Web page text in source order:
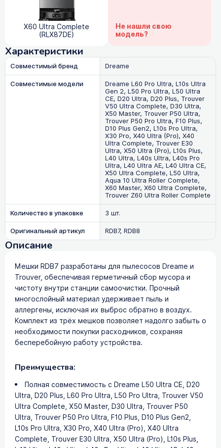
X60 Ultra Complete
(RLX87DE)
Не нашли свою
модель?
Характеристики
Совместимый бренд
Dreame
Совместимые модели
Dreame L60 Pro Ultra, L10s Ultra
Gen 2, L50 Pro Ultra, L50 Ultra
CE, D20 Ultra, D20 Plus, Trouver
V50 Ultra Complete, D30 Ultra,
X50 Master, Trouver P50 Ultra,
Trouver P50 Pro Ultra, F10 Plus,
D10 Plus Gen2, L10s Pro Ultra,
X30 Pro, X40 Ultra (Pro), X40
Ultra Complete, Trouver E30
Ultra, X50 Ultra (Pro), L10s Plus,
L40 Ultra, L40s Ultra, L40s Pro
Ultra, L40 Ultra AE, L40 Ultra CE,
X50 Ultra Complete, L50 Ultra,
Aqua 10 Ultra Roller Complete,
X60 Master, X60 Ultra Complete,
Trouver Z60 Ultra Roller Complete
Количество в упаковке
3 шт.
Оригинальный артикул
RDB7, RDB8
Описание
Мешки RDB7 разработаны для пылесосов Dreame и
Trouver, обеспечивая герметичный сбор мусора и
чистоту внутри станции самоочистки. Прочный
многослойный материал удерживает пыль и
аллергены, исключая их выброс обратно в воздух.
Комплект из трёх мешков позволяет надолго забыть о
необходимости покупки расходников, сохраняя
бесперебойную работу устройства.
Преимущества:
Полная совместимость с Dreame L50 Ultra CE, D20
Ultra, D20 Plus, L60 Pro Ultra, L50 Pro Ultra, Trouver V50
Ultra Complete, X50 Master, D30 Ultra, Trouver P50
Ultra, Trouver P50 Pro Ultra, F10 Plus, D10 Plus Gen2,
L10s Pro Ultra, X30 Pro, X40 Ultra (Pro), X40 Ultra
Complete, Trouver E30 Ultra, X50 Ultra (Pro), L10s Plus,